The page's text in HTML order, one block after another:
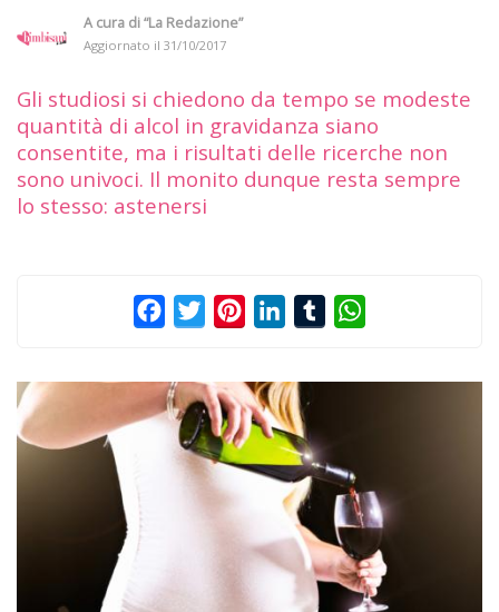
A cura di“La Redazione”
Aggiornato il 31/10/2017
Gli studiosi si chiedono da tempo se modeste
quantità di alcol in gravidanza siano
consentite, ma i risultati delle ricerche non
sono univoci. Il monito dunque resta sempre
lo stesso: astenersi
FacebookTwitterPinterestLinkedInTumblr